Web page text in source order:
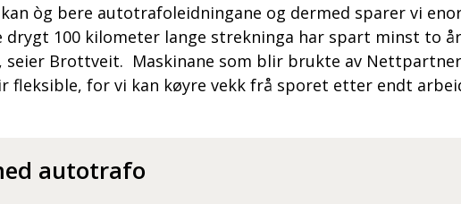
kan òg bere autotrafoleidningane og dermed sparer vi
drygt 100 kilometer lange strekninga har spart minst to
Brottveit. Maskinane som blir brukte av
fleksible, for vi kan køyre vekk frå sporet etter endt
autotrafo